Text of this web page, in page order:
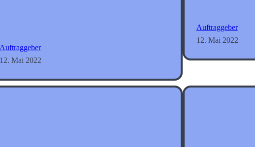
Auftraggeber
12. Mai 2022
Auftraggeber
12. Mai 2022